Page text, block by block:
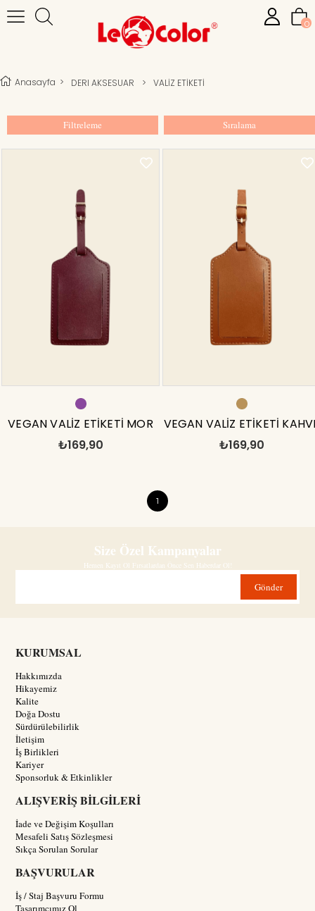
0
Anasayfa > DERI AKSESUAR > VALİZ ETİKETİ
Filtreleme Sıralama
VEGAN VALİZ ETİKETİ MOR
₺169,90
VEGAN VALİZ ETİKETİ
₺169,90
1
Size Özel Kampanyalar
Hemen Kayıt Ol Fırsatlardan Önce Sen Haberdar Ol!
Gönder
KURUMSAL
Hakkımızda
Hikayemiz
Kalite
Doğa Dostu
Sürdürülebilirlik
İletişim
İş Birlikleri
Kariyer
Sponsorluk & Etkinlikler
ALIŞVERİŞ BİLGİLERİ
İade ve Değişim Koşulları
Mesafeli Satış Sözleşmesi
Sıkça Sorulan Sorular
BAŞVURULAR
İş / Staj Başvuru Formu
Tasarımcımız Ol